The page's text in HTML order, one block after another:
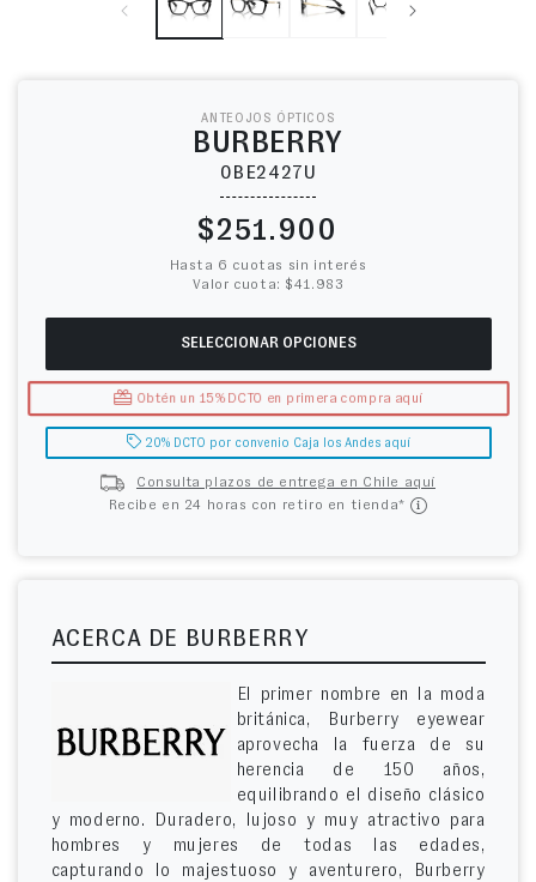
ANTEOJOS ÓPTICOS
BURBERRY
0BE2427U
Precio habitual
$251.900
Hasta 6 cuotas sin interés
Valor cuota: $41.983
SELECCIONAR OPCIONES
Obtén un 15% DCTO en primera compra aquí
20% DCTO por convenio Caja los Andes aquí
Consulta plazos de entrega en Chile aquí
Recibe en 24 horas con retiro en tienda*
ACERCA DE BURBERRY
El primer nombre en la moda
británica, Burberry eyewear
aprovecha la fuerza de su
herencia de 150 años,
equilibrando el diseño clásico
y moderno. Duradero, lujoso y muy atractivo para
hombres y mujeres de todas las edades,
capturando lo majestuoso y aventurero, Burberry